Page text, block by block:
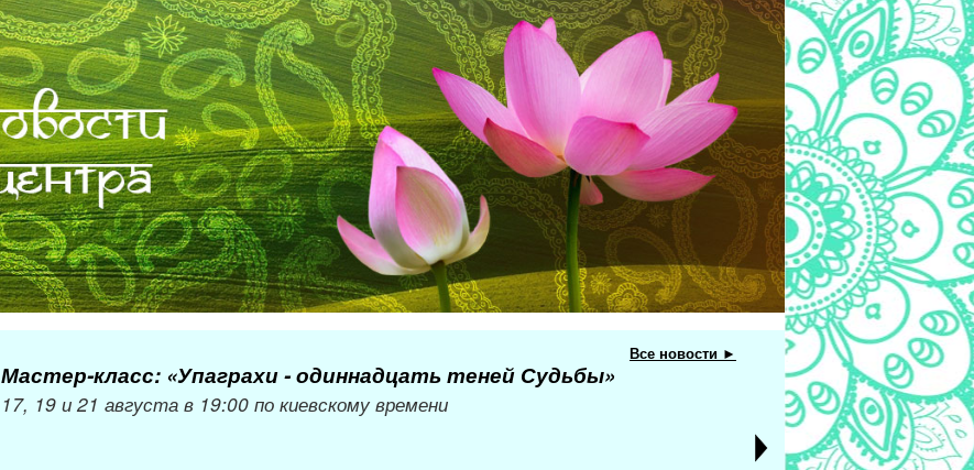
Все новости ►
Мастер-класс: «Упаграхи - одиннадцать теней Судьбы»
17, 19 и 21 августа в 19:00 по киевскому времени